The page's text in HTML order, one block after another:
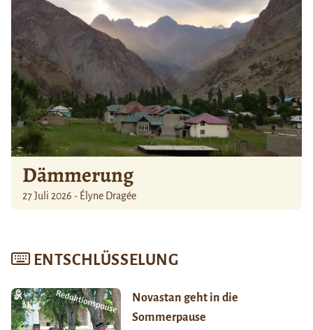
Dämmerung
27 Juli 2026 - Élyne Dragée
ENTSCHLÜSSELUNG
Novastan geht in die
Sommerpause